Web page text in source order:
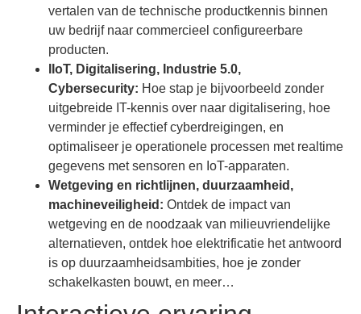
vertalen van de technische productkennis binnen
uw bedrijf naar commercieel configureerbare
producten.
IIoT, Digitalisering, Industrie 5.0,
Cybersecurity: Hoe stap je bijvoorbeeld zonder
uitgebreide IT-kennis over naar digitalisering, hoe
verminder je effectief cyberdreigingen, en
optimaliseer je operationele processen met realtime
gegevens met sensoren en IoT-apparaten.
Wetgeving en richtlijnen, duurzaamheid,
machineveiligheid: Ontdek de impact van
wetgeving en de noodzaak van milieuvriendelijke
alternatieven, ontdek hoe elektrificatie het antwoord
is op duurzaamheidsambities, hoe je zonder
schakelkasten bouwt, en meer…